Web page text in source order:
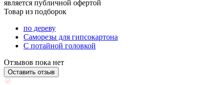
является публичной офертой
Товар из подборок
по дереву
Саморезы для гипсокартона
С потайной головкой
Отзывов пока нет
Оставить отзыв